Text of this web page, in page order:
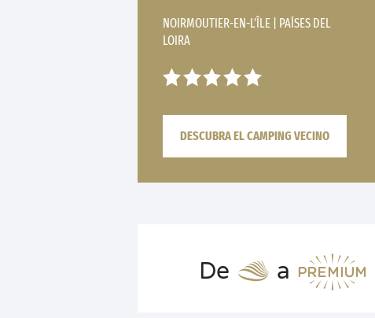
NOIRMOUTIER-EN-L'ÎLE
PAÍSES DEL
LOIRA
DESCUBRA EL CAMPING VECINO
De a